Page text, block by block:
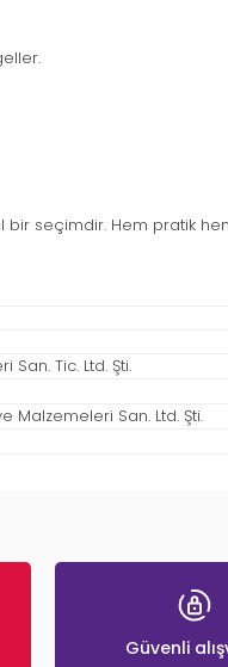
seçimdir. Hem pratik
San. Tic. Ltd. Şti.
Malzemeleri San. Ltd. Şti.
Güvenli